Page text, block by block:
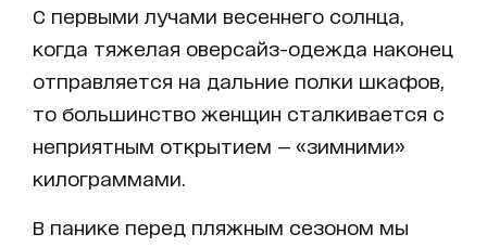
С первыми лучами весеннего солнца,
когда тяжелая оверсайз-одежда наконец
отправляется на дальние полки шкафов,
то большинство женщин сталкивается с
неприятным открытием — «зимними»
килограммами.
В панике перед пляжным сезоном мы